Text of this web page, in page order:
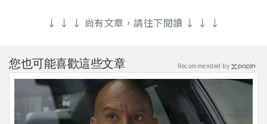
↓ ↓ ↓ 尚有文章，請往下閱讀 ↓ ↓ ↓
您也可能喜歡這些文章 Recommended by